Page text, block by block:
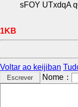
sFOY UTxdqA
1KB
Voltar ao keijiban
Nome：